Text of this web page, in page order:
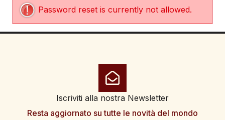
Password reset is currently not allowed.
Iscriviti alla nostra Newsletter
Resta aggiornato su tutte le novità del mondo